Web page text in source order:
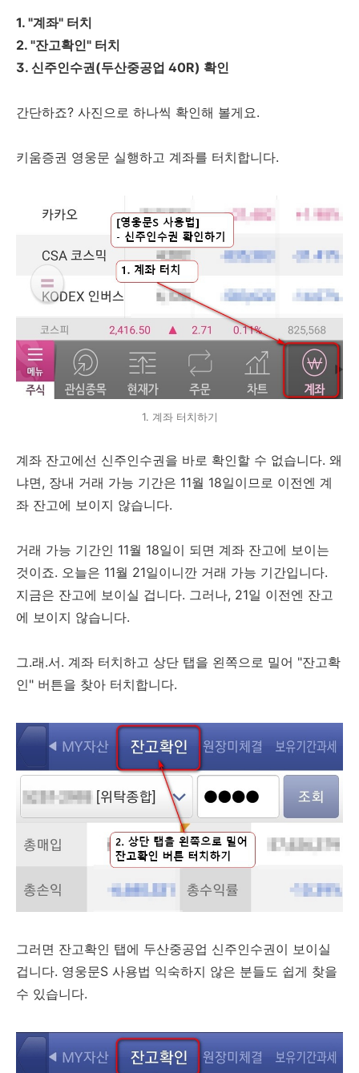
1. "계좌" 터치
2. "잔고확인" 터치
3. 신주인수권(두산중공업 40R) 확인
간단하죠? 사진으로 하나씩 확인해 볼게요.
키움증권 영웅문 실행하고 계좌를 터치합니다.
1. 계좌 터치하기
계좌 잔고에선 신주인수권을 바로 확인할 수 없습니다. 왜
냐면, 장내 거래 가능 기간은 11월 18일이므로 이전엔 계
좌 잔고에 보이지 않습니다.
거래 가능 기간인 11월 18일이 되면 계좌 잔고에 보이는
것이죠. 오늘은 11월 21일이니깐 거래 가능 기간입니다.
지금은 잔고에 보이실 겁니다. 그러나, 21일 이전엔 잔고
에 보이지 않습니다.
그.래.서. 계좌 터치하고 상단 탭을 왼쪽으로 밀어 "잔고확
인" 버튼을 찾아 터치합니다.
그러면 잔고확인 탭에 두산중공업 신주인수권이 보이실
겁니다. 영웅문S 사용법 익숙하지 않은 분들도 쉽게 찾을
수 있습니다.